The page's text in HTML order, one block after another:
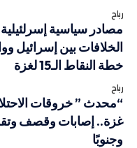
رباح
مصادر سياسية
الخلافات بين إسرائيل
خطة النقاط الـ15 لغزة
رباح
“محدث ” خروقات
غزة.. إصابات وقصف
وجنوبًا